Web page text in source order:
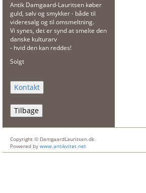
Antik Damgaard-Lauritsen køber
guld, sølv og smykker - både til
videresalg og til omsmeltning.
Vi synes, det er synd at smelte den
danske kulturarv
- hvid den kan reddes!
Solgt
Tilbage
Copyright © DamgaardLauritsen.dk
Powered by www.antikvitet.net